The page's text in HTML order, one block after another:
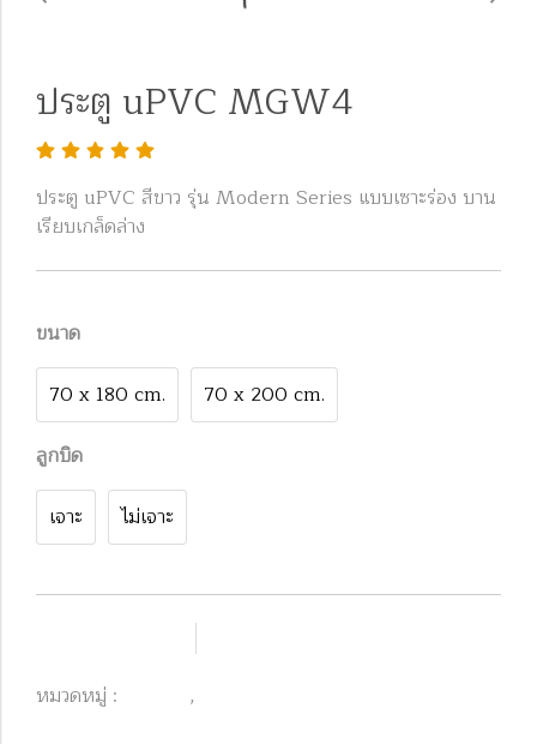
ประตู uPVC MGW4
ประตู uPVC สีขาว รุ่น Modern Series แบบเซาะร่อง บาน
เรียบเกล็ดล่าง
ขนาด
70 x 180 cm.
70 x 200 cm.
ลูกบิด
เจาะ
ไม่เจาะ
หมวดหมู่ : ,